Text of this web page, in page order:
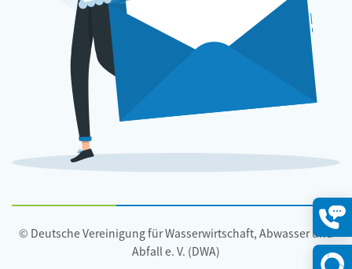
© Deutsche Vereinigung für Wasserwirtschaft, Abwasser und
Abfall e. V. (DWA)